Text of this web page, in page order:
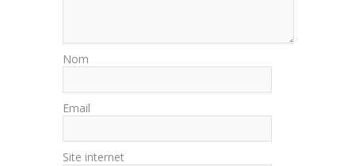
Nom
Email
Site internet